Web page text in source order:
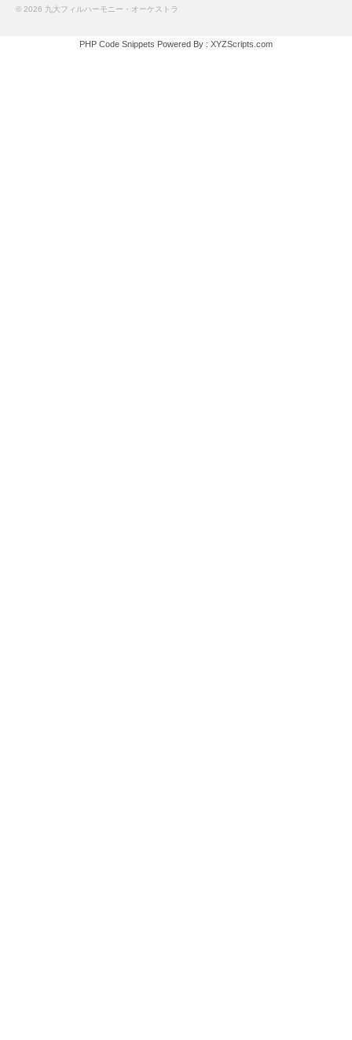
© 2026 九大フィルハーモニー・オーケストラ
PHP Code Snippets Powered By : XYZScripts.com